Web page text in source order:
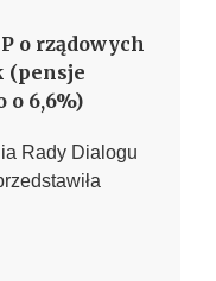
o rządowych
(pensje
6,6%)
Rady Dialogu